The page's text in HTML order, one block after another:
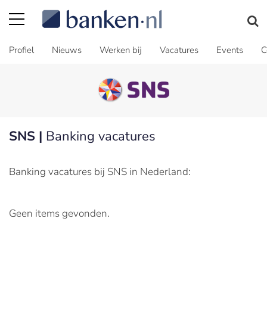
Profiel Nieuws Werken bij Vacatures Events
SNS | Banking vacatures
Banking vacatures bij SNS in Nederland:
Geen items gevonden.